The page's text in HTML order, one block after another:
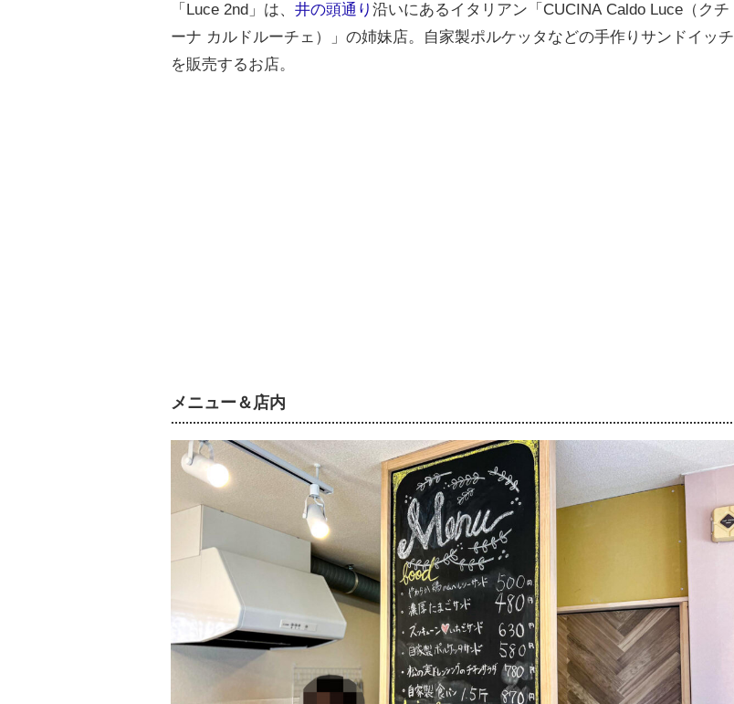
「Luce 2nd」は、 井の頭通り 沿いにあるイタリアン「CUCINA Caldo Luce（クチ
ーナ カルドルーチェ）」の姉妹店。自家製ポルケッタなどの手作りサンドイッチ
を販売するお店。
メニュー＆店内